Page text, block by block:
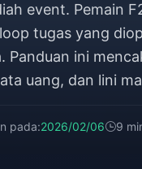
event. Pemain
tugas yang
ini
uang, dan lini
pada:2026/02/06 9